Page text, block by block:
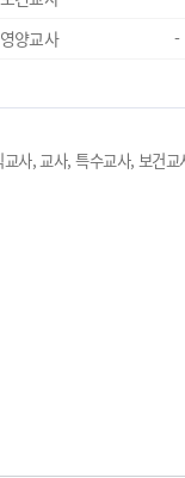
영양교사
-
사, 교사, 특수교사, 보건